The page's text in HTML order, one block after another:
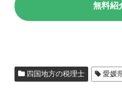
無料紹
四国地方の税理士 愛媛